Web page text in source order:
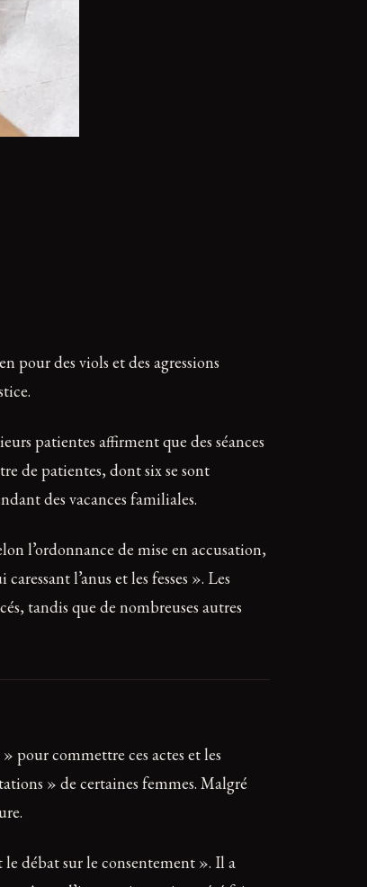
pour des viols et des agressions
patientes affirment que des séances
de patientes, dont six se sont
des vacances familiales.
l’ordonnance de mise en accusation,
l’anus et les fesses ». Les
tandis que de nombreuses autres
pour commettre ces actes et les
» de certaines femmes. Malgré
le débat sur le consentement ». Il a